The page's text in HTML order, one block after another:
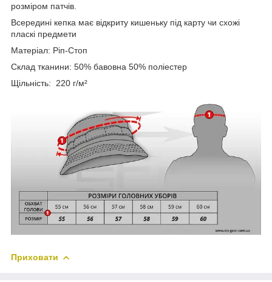
розміром патчів.
Всередині кепка має відкриту кишеньку під карту чи схожі
пласкі предмети
Матеріал: Ріп-Стоп
Склад тканини: 50% бавовна 50% поліестер
Щільність: 220 г/м²
Приховати